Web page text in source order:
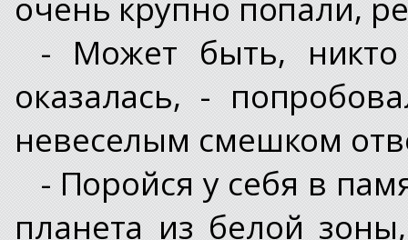
- Может быть,
оказалась, -
невеселым смешком
- Поройся у себя в
планета из белой